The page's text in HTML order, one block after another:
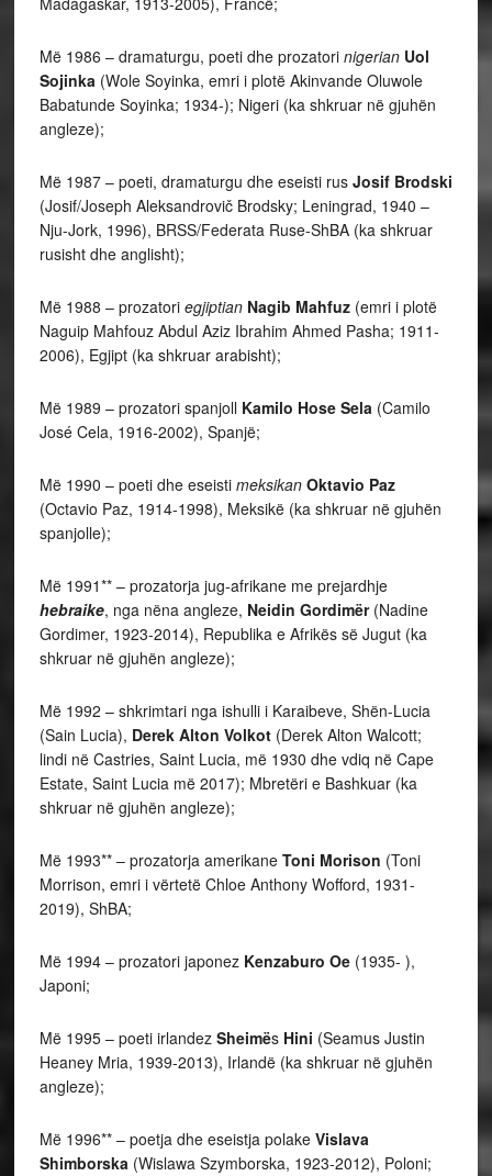
Më 1986 – dramaturgu, poeti dhe prozatori nigerian Uol
Sojinka(Wole Soyinka, emri i plotë Akinvande Oluwole
Babatunde Soyinka; 1934-); Nigeri (ka shkruar në gjuhën
angleze);
Më 1987 – poeti, dramaturgu dhe eseisti rus Josif Brodski
(Josif/Joseph Aleksandrovič Brodsky; Leningrad, 1940 –
Nju-Jork, 1996), BRSS/Federata Ruse-ShBA (ka shkruar
rusisht dhe anglisht);
Më 1988 – prozatori egjiptian Nagib Mahfuz(emri i plotë
Naguip Mahfouz Abdul Aziz Ibrahim Ahmed Pasha; 1911-
2006), Egjipt (ka shkruar arabisht);
Më 1989 – prozatori spanjoll Kamilo Hose Sela(Camilo
José Cela, 1916-2002), Spanjë;
Më 1990 – poeti dhe eseisti meksikan Oktavio Paz
(Octavio Paz, 1914-1998), Meksikë (ka shkruar në gjuhën
spanjolle);
Më 1991** – prozatorja jug-afrikane me prejardhje
hebraike, nga nëna angleze, Neidin Gordimër(Nadine
Gordimer, 1923-2014), Republika e Afrikës së Jugut (ka
shkruar në gjuhën angleze);
Më 1992 – shkrimtari nga ishulli i Karaibeve, Shën-Lucia
(Sain Lucia), Derek Alton Volkot (Derek Alton Walcott;
lindi në Castries, Saint Lucia, më 1930 dhe vdiq në Cape
Estate, Saint Lucia më 2017); Mbretëri e Bashkuar (ka
shkruar në gjuhën angleze);
Më 1993** – prozatorja amerikane Toni Morison (Toni
Morrison, emri i vërtetë Chloe Anthony Wofford, 1931-
2019), ShBA;
Më 1994 – prozatori japonez Kenzaburo Oe(1935- ),
Japoni;
Më 1995 – poeti irlandez SheimësHini (Seamus Justin
Heaney Mria, 1939-2013), Irlandë (ka shkruar në gjuhën
angleze);
Më 1996** – poetja dhe eseistja polake Vislava
Shimborska (Wislawa Szymborska, 1923-2012), Poloni;